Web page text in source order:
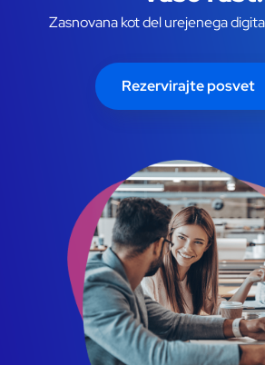
Zasnovana kot del urejenega
Rezervirajte posvet